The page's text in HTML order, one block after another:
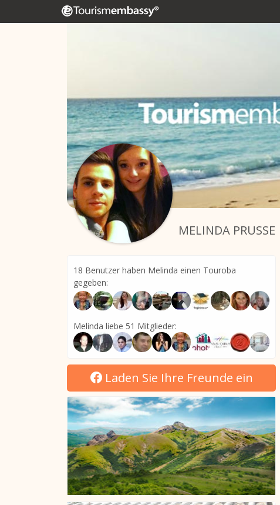
MELINDA PRUSSE
18 Benutzer haben Melinda einen Touroba
gegeben:
Melinda liebe 51 Mitglieder:
Laden Sie Ihre Freunde ein